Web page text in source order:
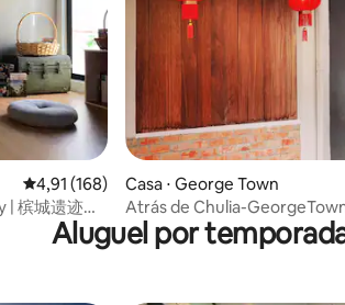
4,91 de uma avaliação média de 5, 168
4,91 (168)
槟城遗迹民
Casa ⋅ George Town
Atrás de Chulia-
Patrimônio da Unesco
Aluguel por